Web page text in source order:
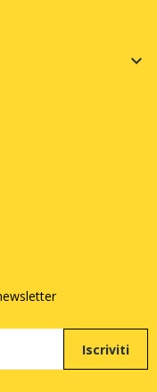

Iscriviti